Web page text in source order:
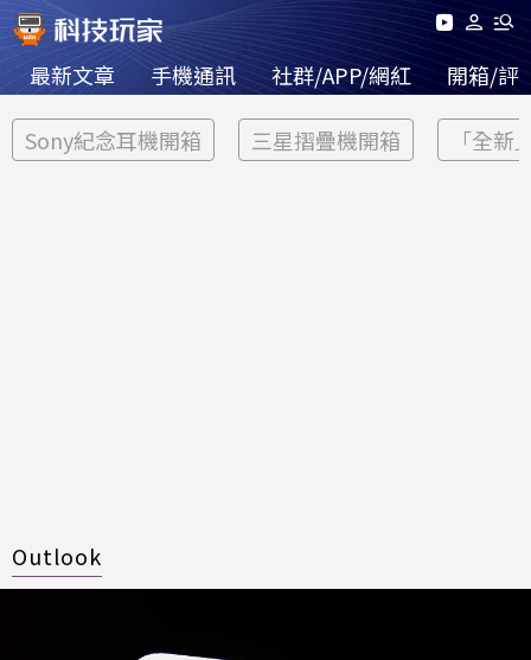
最新文章 手機通訊 社群/APP/網紅 開箱/評
Sony紀念耳機開箱 三星摺疊機開箱 「全新
Outlook